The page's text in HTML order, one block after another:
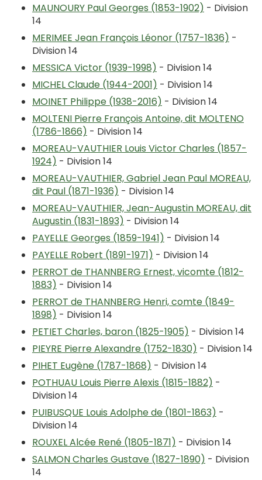
MAUNOURY Paul Georges (1853-1902) - Division
14
MERIMEE Jean François Léonor (1757-1836) -
Division 14
MESSICA Victor (1939-1998) - Division 14
MICHEL Claude (1944-2001) - Division 14
MOINET Philippe (1938-2016) - Division 14
MOLTENI Pierre François Antoine, dit MOLTENO
(1786-1866) - Division 14
MOREAU-VAUTHIER Louis Victor Charles (1857-
1924) - Division 14
MOREAU-VAUTHIER, Gabriel Jean Paul MOREAU,
dit Paul (1871-1936) - Division 14
MOREAU-VAUTHIER, Jean-Augustin MOREAU, dit
Augustin (1831-1893) - Division 14
PAYELLE Georges (1859-1941) - Division 14
PAYELLE Robert (1891-1971) - Division 14
PERROT de THANNBERG Ernest, vicomte (1812-
1883) - Division 14
PERROT de THANNBERG Henri, comte (1849-
1898) - Division 14
PETIET Charles, baron (1825-1905) - Division 14
PIEYRE Pierre Alexandre (1752-1830) - Division 14
PIHET Eugène (1787-1868) - Division 14
POTHUAU Louis Pierre Alexis (1815-1882) -
Division 14
PUIBUSQUE Louis Adolphe de (1801-1863) -
Division 14
ROUXEL Alcée René (1805-1871) - Division 14
SALMON Charles Gustave (1827-1890) - Division
14